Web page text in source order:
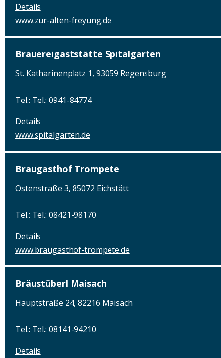
Details
www.zur-alten-freyung.de
Brauereigaststätte Spitalgarten
St. Katharinenplatz 1, 93059 Regensburg
Tel.: Tel.: 0941-84774
Details
www.spitalgarten.de
Braugasthof Trompete
Ostenstraße 3, 85072 Eichstätt
Tel.: Tel.: 08421-98170
Details
www.braugasthof-trompete.de
Bräustüberl Maisach
Hauptstraße 24, 82216 Maisach
Tel.: Tel.: 08141-94210
Details